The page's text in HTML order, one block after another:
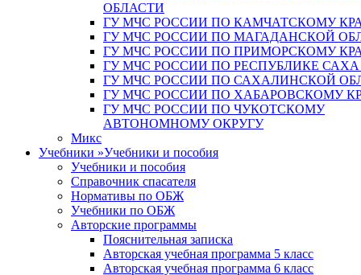
ОБЛАСТИ
ГУ МЧС РОССИИ ПО КАМЧАТСКОМУ
ГУ МЧС РОССИИ ПО МАГАДАНСКОЙ
ГУ МЧС РОССИИ ПО ПРИМОРСКОМУ
ГУ МЧС РОССИИ ПО РЕСПУБЛИКЕ
ГУ МЧС РОССИИ ПО САХАЛИНСКОЙ
ГУ МЧС РОССИИ ПО ХАБАРОВСКОМУ
ГУ МЧС РОССИИ ПО ЧУКОТСКОМУ
АВТОНОМНОМУ ОКРУГУ
Микс
Учебники »Учебники и пособия
Учебники и пособия
Справочник спасателя
Нормативы по ОБЖ
Учебники по ОБЖ
Авторские программы
Пояснительная записка
Авторская учебная программа 5 класс
Авторская учебная программа 6 класс